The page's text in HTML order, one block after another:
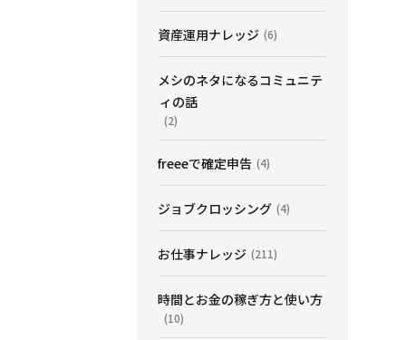
資産運用ナレッジ (6)
メシのネタになるコミュニテ
ィの話
(2)
freeeで確定申告 (4)
ジョブクロッシング (4)
お仕事ナレッジ (211)
時間とお金の稼ぎ方と使い方
(10)